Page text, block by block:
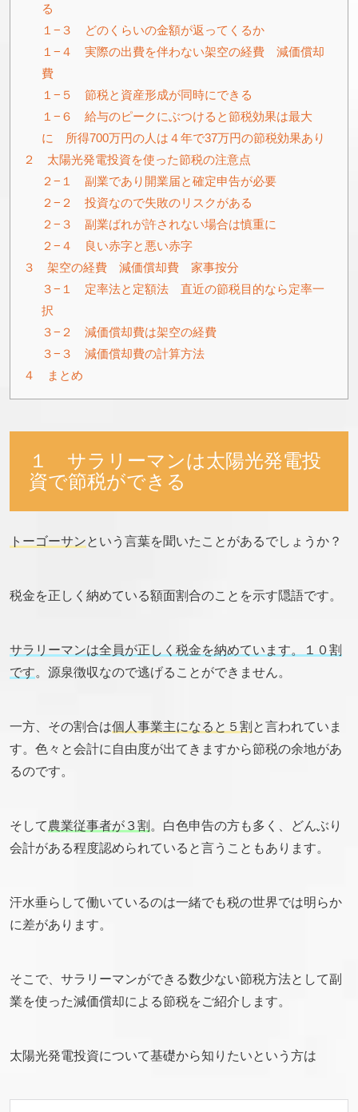
る
１−３ どのくらいの金額が返ってくるか
１−４ 実際の出費を伴わない架空の経費 減価償却
費
１−５ 節税と資産形成が同時にできる
１−６ 給与のピークにぶつけると節税効果は最大
に 所得700万円の人は４年で37万円の節税効果あり
２ 太陽光発電投資を使った節税の注意点
２−１ 副業であり開業届と確定申告が必要
２−２ 投資なので失敗のリスクがある
２−３ 副業ばれが許されない場合は慎重に
２−４ 良い赤字と悪い赤字
３ 架空の経費 減価償却費 家事按分
３−１ 定率法と定額法 直近の節税目的なら定率一
択
３−２ 減価償却費は架空の経費
３−３ 減価償却費の計算方法
４ まとめ
１ サラリーマンは太陽光発電投
資で節税ができる
トーゴーサンという言葉を聞いたことがあるでしょうか？
税金を正しく納めている額面割合のことを示す隠語です。
サラリーマンは全員が正しく税金を納めています。１０割
です。源泉徴収なので逃げることができません。
一方、その割合は個人事業主になると５割 と言われていま
す。色々と会計に自由度が出てきますから節税の余地があ
るのです。
そして農業従事者が３割 。白色申告の方も多く、どんぶり
会計がある程度認められていると言うこともあります。
汗水垂らして働いているのは一緒でも税の世界では明らか
に差があります。
そこで、サラリーマンができる数少ない節税方法として副
業を使った減価償却による節税をご紹介します。
太陽光発電投資について基礎から知りたいという方は